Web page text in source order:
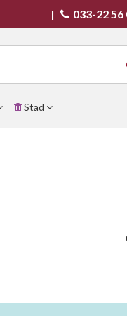
| 033-22 56
Städ